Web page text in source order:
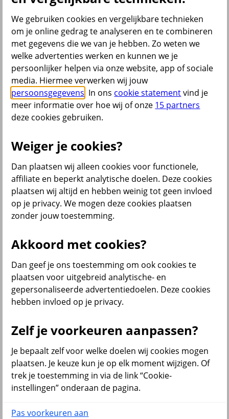
Bekijk ook
All Risk Autoverzekering
Car insurance Netherlands
Groene kaart auto
Kentekencheck
WA Autoverzekering
WA+ Beperkt Casco Autoverzekering
Bakfiets verzekeren
Collectiviteitskorting
Schade melden
Wijzigen uitvaartverzekering
terug
Beleggen
Beleggingsrekening
Beleggen
Starten met beleggen
Beleggen voor beginners
Pensioen beleggen
Periodiek beleggen
Rendement berekenen
Beleggen in beleggingsfondsen
Beleggingsfonds update
Verantwoord beleggen
Beleggen met onze app
Sparen of beleggen
We gebruiken cookies en vergelijkbare technieken
om je online gedrag te analyseren en te combineren
met gegevens die we van je hebben. Zo weten we
welke advertenties werken en kunnen we je
persoonlijker helpen via onze website, app of sociale
media. Hiermee verwerken wij jouw
persoonsgegevens . In ons cookie statementvind je
meer informatie over hoe wij of onze 15 partners
deze cookies gebruiken.
Weiger je cookies?
Dan plaatsen wij alleen cookies voor functionele,
affiliate en beperkt analytische doelen. Deze cookies
plaatsen wij altijd en hebben weinig tot geen invloed
op je privacy. We mogen deze cookies plaatsen
zonder jouw toestemming.
Akkoord met cookies?
Dan geef je ons toestemming om ook cookies te
plaatsen voor uitgebreid analytische- en
gepersonaliseerde advertentiedoelen. Deze cookies
hebben invloed op je privacy.
Zelf je voorkeuren aanpassen?
Je bepaalt zelf voor welke doelen wij cookies mogen
plaatsen. Je keuze kun je op elk moment wijzigen. Of
trek je toestemming in via de link “Cookie-
instellingen” onderaan de pagina.
Pas voorkeuren aan